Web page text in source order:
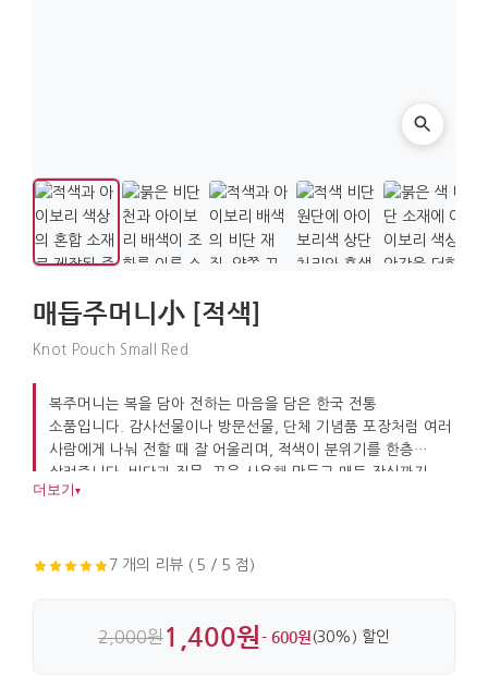
매듭주머니小 [적색]
Knot Pouch Small Red
복주머니는 복을 담아 전하는 마음을 담은 한국 전통
소품입니다. 감사선물이나 방문선물, 단체 기념품 포장처럼 여러
사람에게 나눠 전할 때 잘 어울리며, 적색이 분위기를 한층
살려줍니다. 비단과 직물, 끈을 사용해 만들고 매듭 장식까지
더해 디테일이 살아 있습니다.
더보기 ▾
7 개의 리뷰 ( 5 / 5 점)
2,000원1,400원- 600원 (30%) 할인